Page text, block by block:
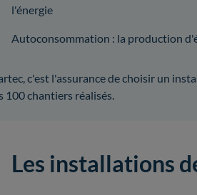
l'énergie
Autoconsommation : la production
c'est l'assurance de choisir un
100 chantiers réalisés.
Les installations